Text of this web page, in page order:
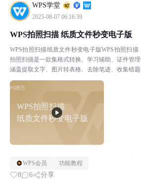
WPS学堂
2025-08-07 06:16:39
WPS拍照扫描
纸质文件秒变电子版
WPS拍照扫描 纸质文件秒变电子版
WPS拍照扫描纸质文件秒变电子版WPS拍照扫描
拍照扫描是一款集格式转换、学习辅助、证件管
涵盖提取文字、图片转表格、去除笔迹、收集错
即可实现高质量文件处理，让办公学习更轻松！一
WPS会员 功能教程
8 6 分享